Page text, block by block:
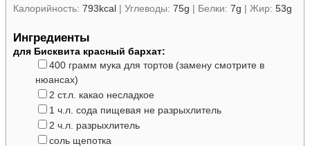
Калорийность: 793kcal | Углеводы: 75g | Белки: 7g | Жир: 53g
Ингредиенты
для Бисквита красный бархат:
▢
400 грамм мука для тортов (замену смотрите в
нюансах)
▢
2 ст.л. какао несладкое
▢1 ч.л. сода пищевая не разрыхлитель
▢
2 ч.л. разрыхлитель
▢
соль щепотка